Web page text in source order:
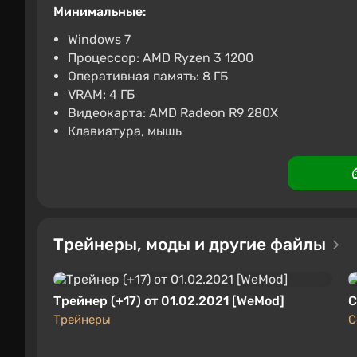
Ghost Recon: Breakpoint — шутер в огромном
других жанров, с обязательным
регулярно кормить и поить персонажа,
выносливости. Раненого союзника придется
Сетевые возможности Breakpoint обильны.
разнообразные
улучшения и обвесы
(со
глушители, прицелы ночного видения и
Tom Clancys Ghost Recon
-15% по
BoostedXbox Series X/S
Tom Clancys Ghost Recon
-15% по
Минимальные:
Windows 7
Процессор: AMD Ryzen 3 1200
Оперативная память: 8 ГБ
VRAM: 4 ГБ
Видеокарта: AMD Radeon R9 280X
Клавиатура, мышь
Трейнеры, моды и другие файлы
Трейнер (+17) от 01.02.2021 [WeMod]
Трейнеры